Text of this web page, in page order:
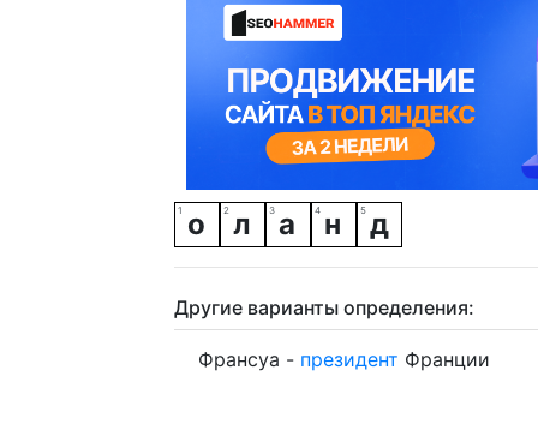
о л а н д
Другие варианты определения:
Франсуа - президент Франции